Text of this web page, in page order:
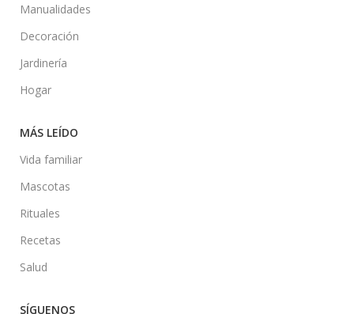
Manualidades
Decoración
Jardinería
Hogar
MÁS LEÍDO
Vida familiar
Mascotas
Rituales
Recetas
Salud
SÍGUENOS